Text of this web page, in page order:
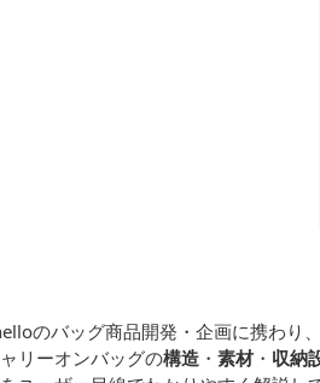
のバッグ商品開発・企画に携わり
リーオンバッグの構造 ・ 素材・ 収納